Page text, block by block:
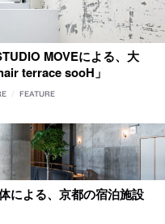
MOVEによる、大
terrace sooH」
FEATURE
による、京都の宿泊施設